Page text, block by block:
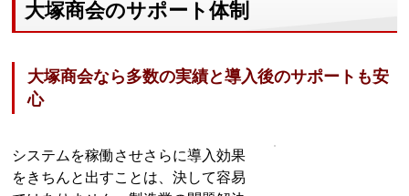
大塚商会のサポート体制
大塚商会なら多数の実績と導入後のサポートも安
心
システムを稼働させさらに導入効果
をきちんと出すことは、決して容易